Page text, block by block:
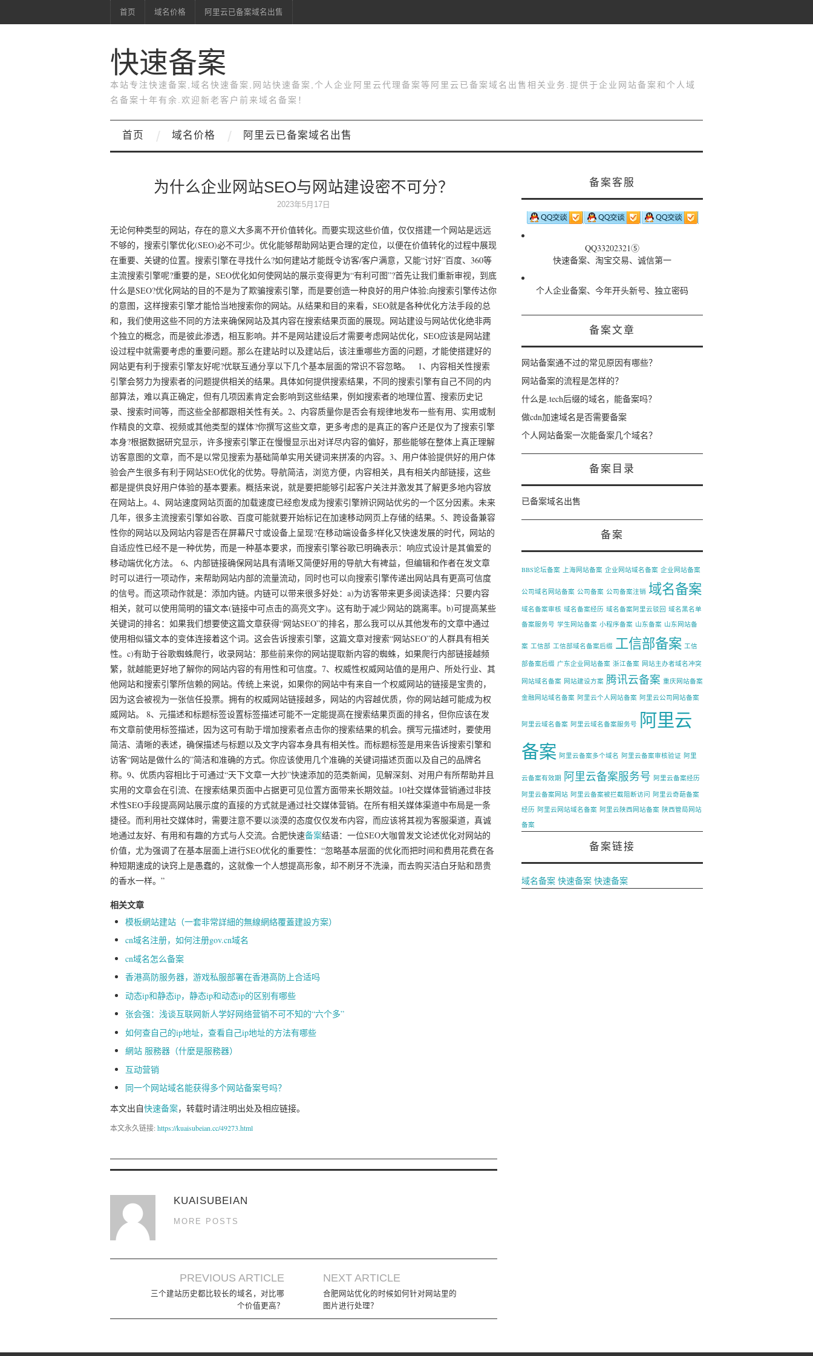
首页 域名价格 阿里云已备案域名出售
快速备案
本站专注快速备案,域名快速备案,网站快速备案,个人企业阿里云代理备案等阿里云已备案域名出售相关业务.提供于企业网站备案和个人域
名备案十年有余.欢迎新老客户前来域名备案！
首页 域名价格 阿里云已备案域名出售
为什么企业网站SEO与网站建设密不可分？
2023年5月17日
无论何种类型的网站，存在的意义大多离不开价值转化。而要实现这些价值，仅仅搭建一个网站是远远
不够的，搜索引擎优化(SEO)必不可少。优化能够帮助网站更合理的定位，以便在价值转化的过程中展现
在重要、关键的位置。搜索引擎在寻找什么?如何建站才能既令访客/客户满意，又能“讨好”百度、360等
主流搜索引擎呢?重要的是，SEO优化如何使网站的展示变得更为“有利可图”?首先让我们重新审视，到底
什么是SEO?优化网站的目的不是为了欺骗搜索引擎，而是要创造一种良好的用户体验;向搜索引擎传达你
的意图，这样搜索引擎才能恰当地搜索你的网站。从结果和目的来看，SEO就是各种优化方法手段的总
和，我们使用这些不同的方法来确保网站及其内容在搜索结果页面的展现。网站建设与网站优化绝非两
个独立的概念，而是彼此渗透，相互影响。并不是网站建设后才需要考虑网站优化，SEO应该是网站建
设过程中就需要考虑的重要问题。那么在建站时以及建站后，该注重哪些方面的问题，才能使搭建好的
网站更有利于搜索引擎友好呢?优联互通分享以下几个基本层面的常识不容忽略。 1、内容相关性搜索
引擎会努力为搜索者的问题提供相关的结果。具体如何提供搜索结果，不同的搜索引擎有自己不同的内
部算法，难以真正确定，但有几项因素肯定会影响到这些结果，例如搜索者的地理位置、搜索历史记
录、搜索时间等，而这些全部都跟相关性有关。2、内容质量你是否会有规律地发布一些有用、实用或制
作精良的文章、视频或其他类型的媒体?你撰写这些文章，更多考虑的是真正的客户还是仅为了搜索引擎
本身?根据数据研究显示，许多搜索引擎正在慢慢显示出对详尽内容的偏好，那些能够在整体上真正理解
访客意图的文章，而不是以常见搜索为基础简单实用关键词来拼凑的内容。3、用户体验提供好的用户体
验会产生很多有利于网站SEO优化的优势。导航简洁，浏览方便，内容相关，具有相关内部链接，这些
都是提供良好用户体验的基本要素。概括来说，就是要把能够引起客户关注并激发其了解更多地内容放
在网站上。4、网站速度网站页面的加载速度已经愈发成为搜索引擎辨识网站优劣的一个区分因素。未来
几年，很多主流搜索引擎如谷歌、百度可能就要开始标记在加速移动网页上存储的结果。5、跨设备兼容
性你的网站以及网站内容是否在屏幕尺寸或设备上呈现?在移动端设备多样化又快速发展的时代，网站的
自适应性已经不是一种优势，而是一种基本要求，而搜索引擎谷歌已明确表示：响应式设计是其偏爱的
移动端优化方法。 6、内部链接确保网站具有清晰又简便好用的导航大有裨益，但编辑和作者在发文章
时可以进行一项动作，来帮助网站内部的流量流动，同时也可以向搜索引擎传递出网站具有更高可信度
的信号。而这项动作就是：添加内链。内链可以带来很多好处：a)为访客带来更多阅读选择：只要内容
相关，就可以使用简明的锚文本(链接中可点击的高亮文字)。这有助于减少网站的跳离率。b)可提高某些
关键词的排名：如果我们想要使这篇文章获得“网站SEO”的排名，那么我可以从其他发布的文章中通过
使用相似锚文本的变体连接着这个词。这会告诉搜索引擎，这篇文章对搜索“网站SEO”的人群具有相关
性。c)有助于谷歌蜘蛛爬行，收录网站：那些前来你的网站提取新内容的蜘蛛，如果爬行内部链接越频
繁，就越能更好地了解你的网站内容的有用性和可信度。7、权威性权威网站值的是用户、所处行业、其
他网站和搜索引擎所信赖的网站。传统上来说，如果你的网站中有来自一个权威网站的链接是宝贵的，
因为这会被视为一张信任投票。拥有的权威网站链接越多，网站的内容越优质，你的网站越可能成为权
威网站。 8、元描述和标题标签设置标签描述可能不一定能提高在搜索结果页面的排名，但你应该在发
布文章前使用标签描述，因为这可有助于增加搜索者点击你的搜索结果的机会。撰写元描述时，要使用
简洁、清晰的表述，确保描述与标题以及文字内容本身具有相关性。而标题标签是用来告诉搜索引擎和
访客“网站是做什么的”简洁和准确的方式。你应该使用几个准确的关键词描述页面以及自己的品牌名
称。9、优质内容相比于可通过“天下文章一大抄”快速添加的范类新闻，见解深刻、对用户有所帮助并且
实用的文章会在引流、在搜索结果页面中占据更可见位置方面带来长期效益。10社交媒体营销通过非技
术性SEO手段提高网站展示度的直接的方式就是通过社交媒体营销。在所有相关媒体渠道中布局是一条
捷径。而利用社交媒体时，需要注意不要以淡漠的态度仅仅发布内容，而应该将其视为客服渠道，真诚
地通过友好、有用和有趣的方式与人交流。合肥快速备案结语：一位SEO大咖曾发文论述优化对网站的
价值，尤为强调了在基本层面上进行SEO优化的重要性：“忽略基本层面的优化而把时间和费用花费在各
种短期速成的诀窍上是愚蠢的，这就像一个人想提高形象，却不刷牙不洗澡，而去购买洁白牙贴和昂贵
的香水一样。”
相关文章
模板網站建站（一套非常詳細的無線網絡覆蓋建設方案）
cn域名注册，如何注册gov.cn域名
cn域名怎么备案
香港高防服务器，游戏私服部署在香港高防上合适吗
动态ip和静态ip，静态ip和动态ip的区别有哪些
张会强：浅谈互联网新人学好网络营销不可不知的“六个多”
如何查自己的ip地址，查看自己ip地址的方法有哪些
網站 服務器（什麼是服務器）
互动营销
同一个网站域名能获得多个网站备案号吗？
本文出自快速备案，转载时请注明出处及相应链接。
本文永久链接: https://kuaisubeian.cc/49273.html
KUAISUBEIAN
MORE POSTS
Post navigation
PREVIOUS ARTICLE
三个建站历史都比较长的域名，对比哪
个价值更高？
NEXT ARTICLE
合肥网站优化的时候如何针对网站里的
图片进行处理？
备案客服
QQ33202321⑤
快速备案、淘宝交易、诚信第一
个人企业备案、今年开头新号、独立密码
备案文章
网站备案通不过的常见原因有哪些？
网站备案的流程是怎样的？
什么是.tech后缀的域名，能备案吗？
做cdn加速域名是否需要备案
个人网站备案一次能备案几个域名？
备案目录
已备案域名出售
备案
BBS论坛备案 上海网站备案 企业网站域名备案 企业网站备案
公司域名网站备案 公司备案 公司备案注销 域名备案
域名备案审核 域名备案经历 域名备案阿里云驳回 域名黑名单
备案服务号 学生网站备案 小程序备案 山东备案 山东网站备
案 工信部 工信部域名备案后缀 工信部备案 工信
部备案后缀 广东企业网站备案 浙江备案 网站主办者域名冲突
网站域名备案 网站建设方案 腾讯云备案 重庆网站备案
金融网站域名备案 阿里云个人网站备案 阿里云公司网站备案
阿里云域名备案 阿里云域名备案服务号 阿里云
备案 阿里云备案多个域名 阿里云备案审核验证 阿里
云备案有效期 阿里云备案服务号 阿里云备案经历
阿里云备案网站 阿里云备案被拦截阻断访问 阿里云奇葩备案
经历 阿里云网站域名备案 阿里云陕西网站备案 陕西管局网站
备案
备案链接
域名备案 快速备案 快速备案